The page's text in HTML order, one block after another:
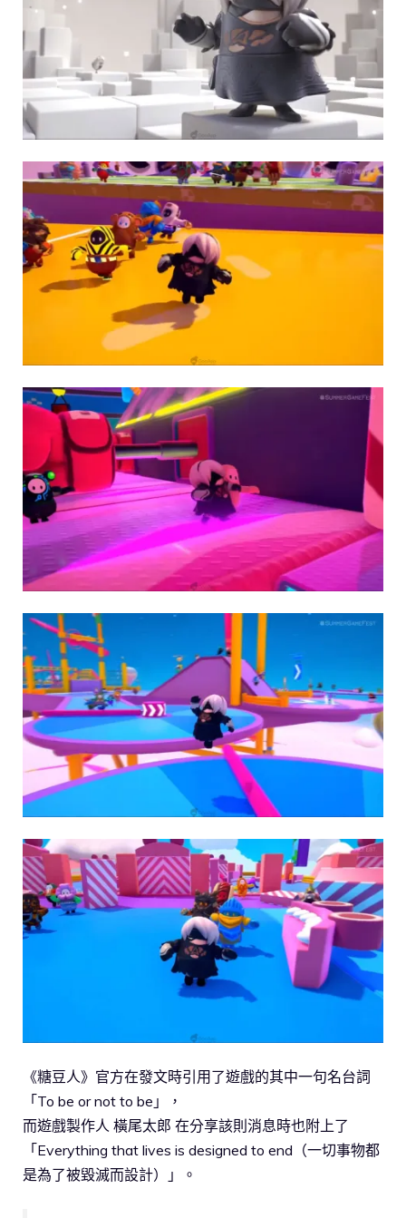
《糖豆人》官方在發文時引用了遊戲的其中一句名台詞
「To be or not to be」，
而遊戲製作人 橫尾太郎 在分享該則消息時也附上了
「Everything that lives is designed to end（一切事物都
是為了被毀滅而設計）」。